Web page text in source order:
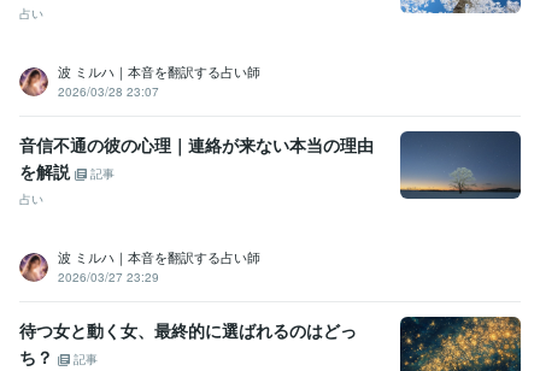
占い
波 ミルハ｜本音を翻訳する占い師
2026/03/28 23:07
音信不通の彼の心理｜連絡が来ない本当の理由
を解説
記事
占い
波 ミルハ｜本音を翻訳する占い師
2026/03/27 23:29
待つ女と動く女、最終的に選ばれるのはどっ
ち？
記事